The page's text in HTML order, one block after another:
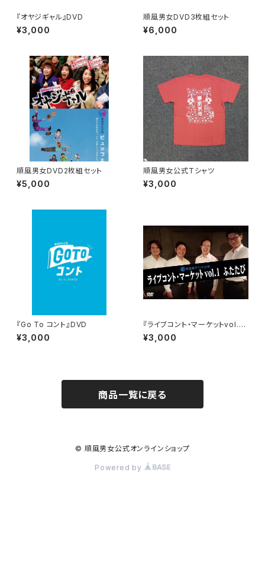
『オヤジギャル』DVD
¥3,000
順風男女DVD3枚組セット
¥6,000
順風男女DVD2枚組セット
¥5,000
順風男女公式Tシャツ
¥3,000
『Go To コント』DVD
¥3,000
『ライブコント・マーケットvol.1
ふたたび』DVD
¥3,000
商品一覧に戻る
© 順風男女公式オンラインショップ
Powered by